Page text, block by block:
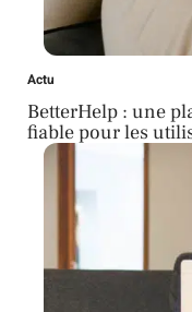
Actu
BetterHelp : une
fiable pour les